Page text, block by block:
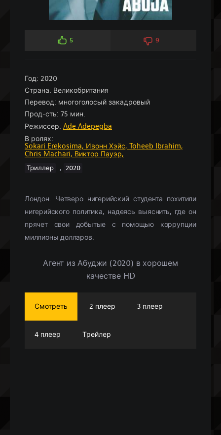
5 9
Год: 2020
Страна: Великобритания
Перевод: многоголосый закадровый
Прод-сть: 75 мин.
Режиссер: Ade Adepegba
В ролях:
Sokari Erekosima, Ивонн Хэйс, Toheeb Ibrahim,
Chris Machari, Виктор Пауэр,
Триллер , 2020
Лондон. Четверо нигерийский студента похитили
нигерийского политика, надеясь выяснить, где он
прячет свои добытые с помощью коррупции
миллионы долларов.
Агент из Абуджи (2020) в хорошем
качестве HD
Смотреть 2 плеер 3 плеер
4 плеер Трейлер